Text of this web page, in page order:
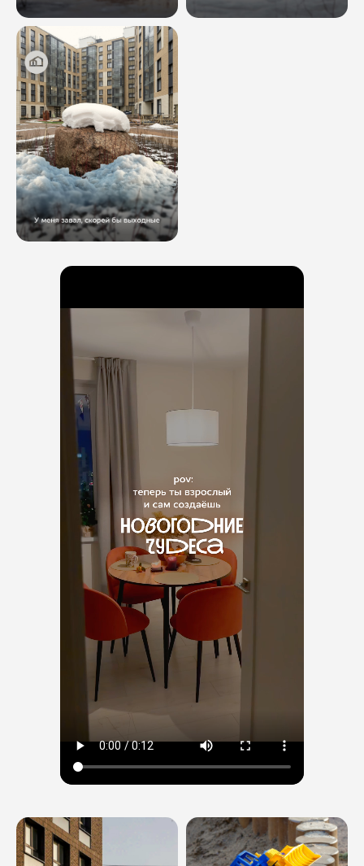
И МЫ РАССЧИТАЕМ ВАШУ
РЕКЛАМНУЮ КАМПАНИЮ
ОСТАВЬТЕ ЗАЯВКУ
Или свяжитесь с нами в
Номер телефона
политикой
конфиденциальности
ОТПРАВИТЬ